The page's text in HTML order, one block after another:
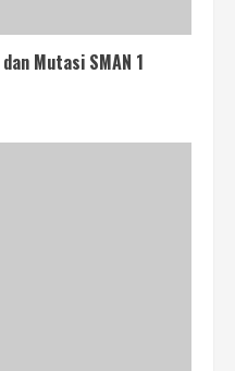
Mutasi SMAN 1